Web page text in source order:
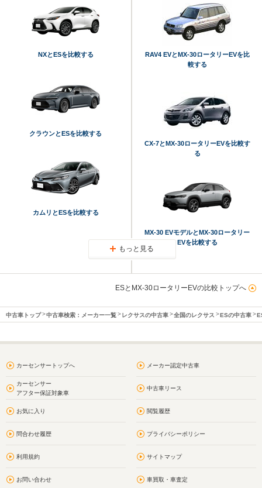
NXとESを比較する
クラウンとESを比較する
カムリとESを比較する
RAV4 EVとMX-30ロータリーEVを比
較する
CX-7とMX-30ロータリーEVを比較す
る
MX-30 EVモデルとMX-30ロータリー
EVを比較する
もっと見る
ESとMX-30ロータリーEVの比較トップへ
中古車トップ 中古車検索：メーカー一覧 レクサスの中古車 全国のレクサス ESの中古車
カーセンサートップへ メーカー認定中古車
カーセンサー
アフター保証対象車
中古車リース
お気に入り 閲覧履歴
問合わせ履歴 プライバシーポリシー
利用規約 サイトマップ
お問い合わせ 車買取・車査定